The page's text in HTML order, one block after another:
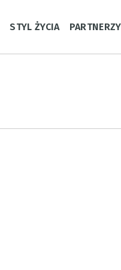
STYL ŻYCIA PARTNERZY